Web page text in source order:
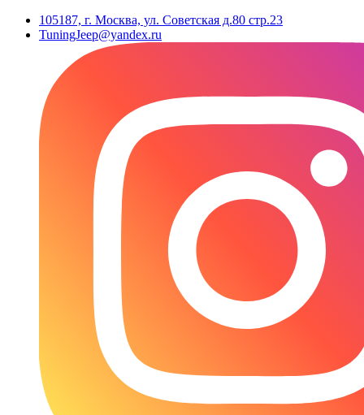
105187, г. Москва, ул. Советская д.80 стр.23
TuningJeep@yandex.ru